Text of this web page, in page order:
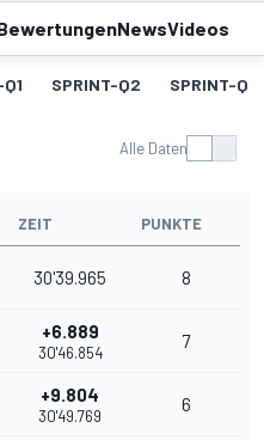
NewsVideos
SPRINT-Q2 SPRINT-Q3
Alle Daten
ZEIT PUNKTE
30'39.965 8
+6.889
30'46.854
7
+9.804
30'49.769
6